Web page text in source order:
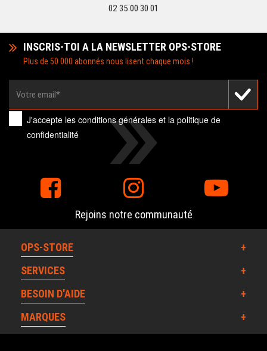
02 35 00 30 01
INSCRIS-TOI A LA NEWSLETTER OPS-STORE
Plus de 50 000 abonnés nous lisent chaque mois !
J'accepte lesconditions générales et lapolitique de
confidentialité
Rejoins notre communauté
OPS-STORE
SERVICES
BESOIN D'AIDE
MARQUES